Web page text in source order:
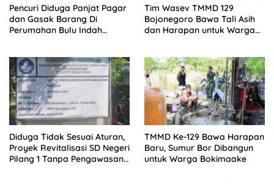
Pencuri Diduga Panjat Pagar
dan Gasak Barang Di
Perumahan Bulu Indah
Tim Wasev TMMD 129
Bojonegoro Bawa Tali Asih
dan Harapan untuk Warga
Diduga Tidak Sesuai Aturan,
Proyek Revitalisasi SD Negeri
Pilang 1 Tanpa Pengawasan
TMMD Ke-129 Bawa Harapan
Baru, Sumur Bor Dibangun
untuk Warga Bokimaake